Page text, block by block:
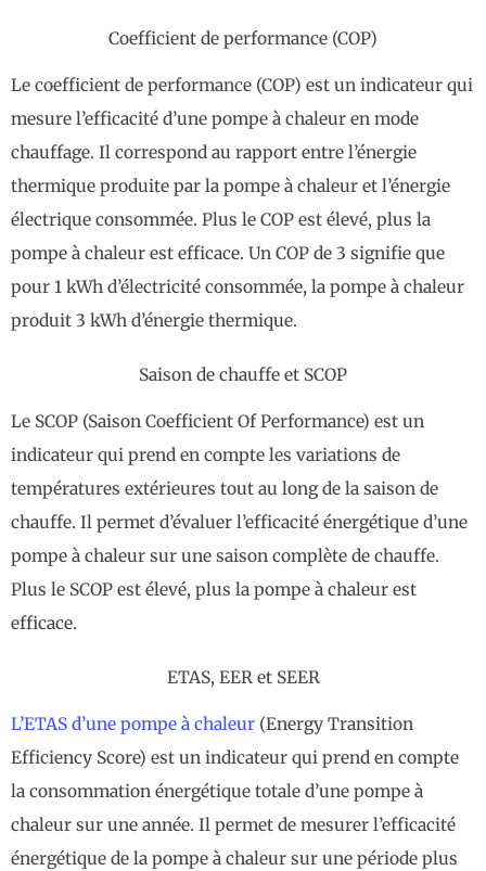
Coefficient de performance (COP)
Le coefficient de performance (COP) est un indicateur qui
mesure l’efficacité d’une pompe à chaleur en mode
chauffage. Il correspond au rapport entre l’énergie
thermique produite par la pompe à chaleur et l’énergie
électrique consommée. Plus le COP est élevé, plus la
pompe à chaleur est efficace. Un COP de 3 signifie que
pour 1 kWh d’électricité consommée, la pompe à chaleur
produit 3 kWh d’énergie thermique.
Saison de chauffe et SCOP
Le SCOP (Saison Coefficient Of Performance) est un
indicateur qui prend en compte les variations de
températures extérieures tout au long de la saison de
chauffe. Il permet d’évaluer l’efficacité énergétique d’une
pompe à chaleur sur une saison complète de chauffe.
Plus le SCOP est élevé, plus la pompe à chaleur est
efficace.
ETAS, EER et SEER
L’ETAS d’une pompe à chaleur (Energy Transition
Efficiency Score) est un indicateur qui prend en compte
la consommation énergétique totale d’une pompe à
chaleur sur une année. Il permet de mesurer l’efficacité
énergétique de la pompe à chaleur sur une période plus